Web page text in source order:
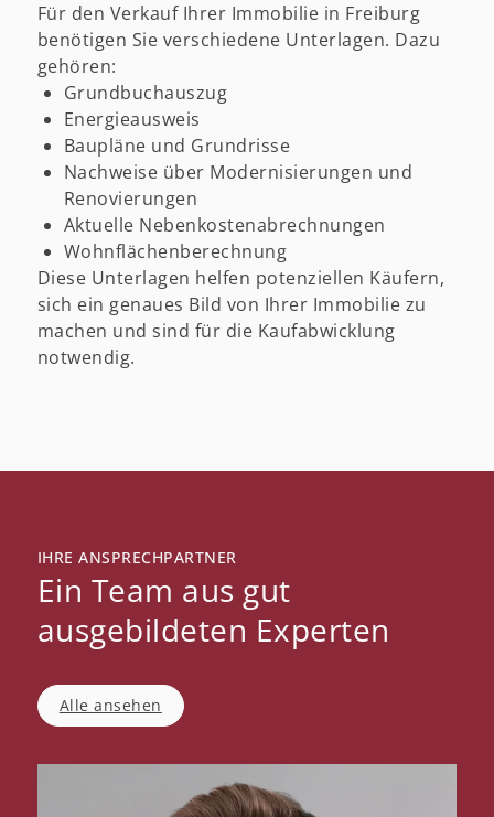
Für den Verkauf Ihrer Immobilie in Freiburg
benötigen Sie verschiedene Unterlagen. Dazu
gehören:
Grundbuchauszug
Energieausweis
Baupläne und Grundrisse
Nachweise über Modernisierungen und
Renovierungen
Aktuelle Nebenkostenabrechnungen
Wohnflächenberechnung
Diese Unterlagen helfen potenziellen Käufern,
sich ein genaues Bild von Ihrer Immobilie zu
machen und sind für die Kaufabwicklung
notwendig.
IHRE ANSPRECHPARTNER
Ein Team aus gut
ausgebildeten Experten
Alle ansehen